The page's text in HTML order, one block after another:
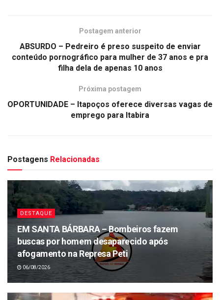
Postagem anterior
ABSURDO – Pedreiro é preso suspeito de enviar
conteúdo pornográfico para mulher de 37 anos e pra
filha dela de apenas 10 anos
Próxima postagem
OPORTUNIDADE – Itapoços oferece diversas vagas de
emprego para Itabira
Postagens Relacionadas
DESTAQUE
EM SANTA BÁRBARA – Bombeiros fazem
buscas por homem desaparecido após
afogamento na Represa Peti
06/08/2026